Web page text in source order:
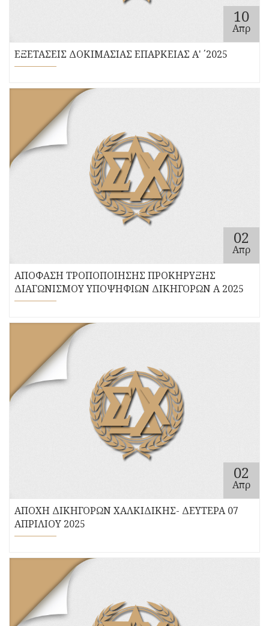
10
Απρ
ΕΞΕΤΑΣΕΙΣ ΔΟΚΙΜΑΣΙΑΣ ΕΠΑΡΚΕΙΑΣ Α' ΄2025
02
Απρ
ΑΠΟΦΑΣΗ ΤΡΟΠΟΠΟΙΗΣΗΣ ΠΡΟΚΗΡΥΞΗΣ
ΔΙΑΓΩΝΙΣΜΟΥ ΥΠΟΨΗΦΙΩΝ ΔΙΚΗΓΟΡΩΝ Α 2025
02
Απρ
ΑΠΟΧΗ ΔΙΚΗΓΟΡΩΝ ΧΑΛΚΙΔΙΚΗΣ- ΔΕΥΤΕΡΑ 07
ΑΠΡΙΛΙΟΥ 2025